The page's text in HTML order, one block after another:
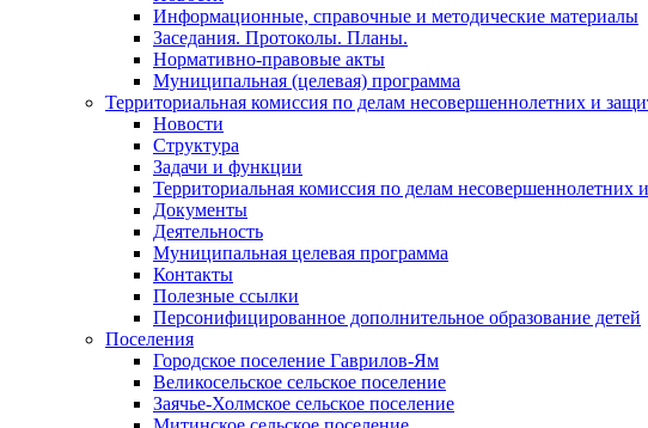
Информационные, справочные и методические материалы
Заседания. Протоколы. Планы.
Нормативно-правовые акты
Муниципальная (целевая) программа
Территориальная комиссия по делам несовершеннолетних и
Новости
Структура
Задачи и функции
Территориальная комиссия по делам
Документы
Деятельность
Муниципальная целевая программа
Контакты
Полезные ссылки
Персонифицированное дополнительное образование детей
Поселения
Городское поселение Гаврилов-Ям
Великосельское сельское поселение
Заячье-Холмское сельское поселение